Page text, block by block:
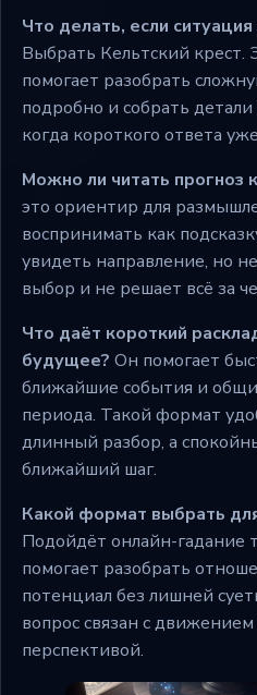
Что делать, если ситуация
Выбрать Кельтский крест.
помогает разобрать
подробно и собрать
когда короткого ответа
Можно ли читать прогноз
это ориентир для
воспринимать как
увидеть направление, но
выбор и не решает всё за
Что даёт короткий
будущее? Он помогает
ближайшие события и
периода. Такой формат
длинный разбор, а
ближайший шаг.
Какой формат выбрать
Подойдёт онлайн-гадание
помогает разобрать
потенциал без лишней
вопрос связан с движением
перспективой.